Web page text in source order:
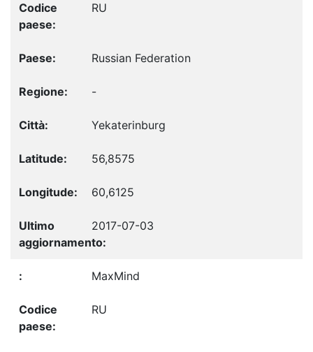
RU
Russian Federation
-
Yekaterinburg
56,8575
60,6125
2017-07-03
MaxMind
RU